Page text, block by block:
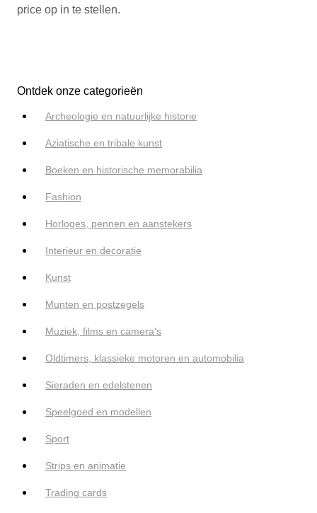
price op in te stellen.
Ontdek onze categorieën
Archeologie en natuurlijke historie
Aziatische en tribale kunst
Boeken en historische memorabilia
Fashion
Horloges, pennen en aanstekers
Interieur en decoratie
Kunst
Munten en postzegels
Muziek, films en camera's
Oldtimers, klassieke motoren en automobilia
Sieraden en edelstenen
Speelgoed en modellen
Sport
Strips en animatie
Trading cards